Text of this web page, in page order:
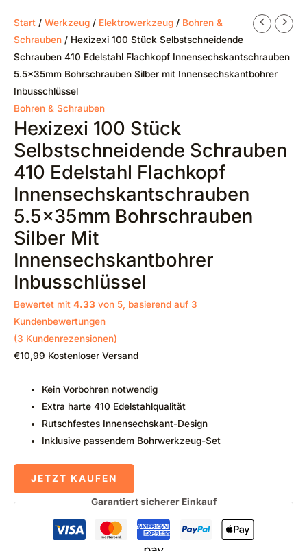
Start / Werkzeug / Elektrowerkzeug / Bohren &
Schrauben / Hexizexi 100 Stück Selbstschneidende
Schrauben 410 Edelstahl Flachkopf Innensechskantschrauben
5.5x35mm Bohrschrauben Silber mit Innensechskantbohrer
Inbusschlüssel
Bohren & Schrauben
Hexizexi 100 Stück
Selbstschneidende Schrauben
410 Edelstahl Flachkopf
Innensechskantschrauben
5.5x35mm Bohrschrauben
Silber Mit
Innensechskantbohrer
Inbusschlüssel
Bewertet mit 4.33 von 5, basierend auf 3
Kundenbewertungen
(3 Kundenrezensionen)
€10,99 Kostenloser Versand
Kein Vorbohren notwendig
Extra harte 410 Edelstahlqualität
Rutschfestes Innensechskant-Design
Inklusive passendem Bohrwerkzeug-Set
JETZT KAUFEN
Garantiert sicherer Einkauf